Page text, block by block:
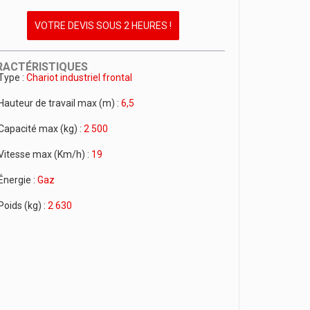
VOTRE DEVIS SOUS 2 HEURES !
: Chariot industriel frontal
de travail max (m) : 6,5
max (kg) : 2 500
max (Km/h) : 19
:Gaz
(kg) : 2 630